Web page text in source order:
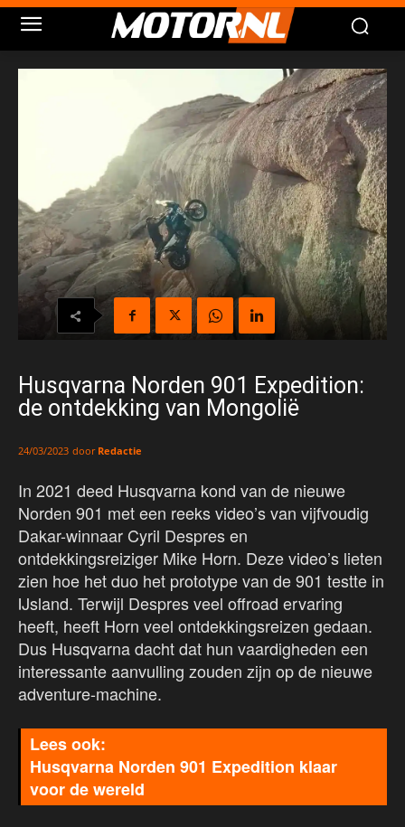
Husqvarna Norden 901 Expedition:
de ontdekking van Mongolië
24/03/2023 door Redactie
In 2021 deed Husqvarna kond van de nieuwe
Norden 901 met een reeks video’s van vijfvoudig
Dakar-winnaar Cyril Despres en
ontdekkingsreiziger Mike Horn. Deze video’s lieten
zien hoe het duo het prototype van de 901 testte in
IJsland. Terwijl Despres veel offroad ervaring
heeft, heeft Horn veel ontdekkingsreizen gedaan.
Dus Husqvarna dacht dat hun vaardigheden een
interessante aanvulling zouden zijn op de nieuwe
adventure-machine.
Husqvarna Norden 901 Expedition klaar
voor de wereld